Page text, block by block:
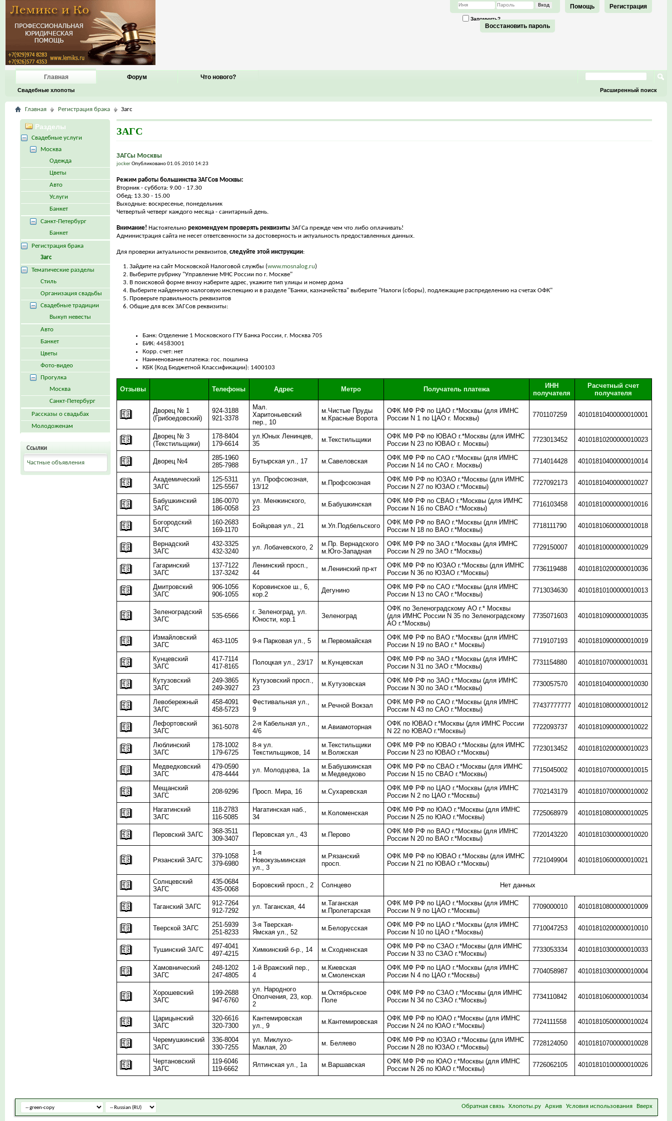
Регистрация
Помощь
Запомнить?
Восстановить пароль
Главная
Свадебные хлопоты
Форум Что нового?
Расширенный поиск
Главная Регистрация брака Загс
ЗАГС
ЗАГСы Москвы
jockerОпубликовано 01.05.2010 14:23
Режим работы большинства ЗАГСов Москвы:
Вторник - суббота: 9.00 - 17.30
Обед: 13.30 - 15.00
Выходные: воскресенье, понедельник
Четвертый четверг каждого месяца - санитарный день.
Внимание! Настоятельно рекомендуем проверять реквизитыЗАГСа прежде чем что либо оплачивать!
Администрация сайта не несет ответсвенности за достоверность и актуальность предоставленных данных.
Для проверки актуальности реквизитов, следуйте этой инструкции:
Зайдите на сайт Московской Налоговой службы (www.mosnalog.ru)
Выберите рубрику "Управление МНС России по г. Москве"
В поисковой форме внизу наберите адрес, укажите тип улицы и номер дома
Выберите найденную налоговую инспекцию и в разделе "Банки, казначейства" выберите "Налоги (сборы), подлежащие распределению на счетах ОФК"
Проверьте правильность реквизитов
Общие для всех ЗАГСов реквизиты:
Банк: Отделение 1 Московского ГТУ Банка России, г. Москва 705
БИК: 44583001
Корр. счет: нет
Наименование платежа: гос. пошлина
КБК (Код Бюджетной Классификации): 1400103
Отзывы Телефоны Адрес Метро Получатель платежа
ИНН
получателя
Расчетный счет
получателя
Дворец № 1
(Грибоедовский)
924-3188
921-3378
Мал.
Харитоньевский
пер., 10
м.Чистые Пруды
м.Красные Ворота
ОФК МФ РФ по ЦАО г.*Москвы (для ИМНС
России N 1 по ЦАО г. Москвы)
7701107259 40101810400000010001
Дворец № 3
(Текстильщики)
178-8404
179-6614
ул.Юных Ленинцев,
35
м.Текстильщики
ОФК МФ РФ по ЮВАО г.*Москвы (для ИМНС
России N 23 по ЮВАО г. Москвы)
7723013452 40101810200000010023
Дворец №4
285-1960
285-7988
Бутырская ул., 17 м.Савеловская
ОФК МФ РФ по САО г.*Москвы (для ИМНС
России N 14 по САО г. Москвы)
7714014428 40101810400000010014
Академический
ЗАГС
125-5311
125-5567
ул. Профсоюзная,
13/12
м.Профсоюзная
ОФК МФ РФ по ЮЗАО г.*Москвы (для ИМНС
России N 27 по ЮЗАО г.*Москвы)
7727092173 40101810400000010027
Бабушкинский
ЗАГС
186-0070
186-0058
ул. Менжинского,
23
м.Бабушкинская
ОФК МФ РФ по СВАО г.*Москвы (для ИМНС
России N 16 по СВАО г.*Москвы)
7716103458 40101810000000010016
Богородский
ЗАГС
160-2683
169-1170
Бойцовая ул., 21 м.Ул.Подбельского
ОФК МФ РФ по ВАО г.*Москвы (для ИМНС
России N 18 по ВАО г.*Москвы)
7718111790 40101810600000010018
Вернадский
ЗАГС
432-3325
432-3240
ул. Лобачевского, 2
м.Пр. Вернадского
м.Юго-Западная
ОФК МФ РФ по ЗАО г.*Москвы (для ИМНС
России N 29 по ЗАО г.*Москвы)
7729150007 40101810000000010029
Гагаринский
ЗАГС
137-7122
137-3242
Ленинский просп.,
44
м.Ленинский пр-кт
ОФК МФ РФ по ЮЗАО г.*Москвы (для ИМНС
России N 36 по ЮЗАО г.*Москвы)
7736119488 40101810200000010036
Дмитровский
ЗАГС
906-1056
906-1055
Коровинское ш., 6,
кор.2
Дегунино
ОФК МФ РФ по САО г.*Москвы (для ИМНС
России N 13 по САО г.*Москвы)
7713034630 40101810100000010013
Зеленоградский
ЗАГС
535-6566
г. Зеленоград, ул.
Юности, кор.1
Зеленоград
ОФК по Зеленоградскому АО г.* Москвы
(для ИМНС России N 35 по Зеленоградскому
АО г.*Москвы)
7735071603 40101810900000010035
Измайловский
ЗАГС
463-1105 9-я Парковая ул., 5 м.Первомайская
ОФК МФ РФ по ВАО г.*Москвы (для ИМНС
России N 19 по ВАО г.* Москвы)
7719107193 40101810900000010019
Кунцевский
ЗАГС
417-7114
417-8165
Полоцкая ул., 23/17 м.Кунцевская
ОФК МФ РФ по ЗАО г.*Москвы (для ИМНС
России N 31 по ЗАО г.*Москвы)
7731154880 40101810700000010031
Кутузовский
ЗАГС
249-3865
249-3927
Кутузовский просп.,
23
м.Кутузовская
ОФК МФ РФ по ЗАО г.*Москвы (для ИМНС
России N 30 по ЗАО г.*Москвы)
7730057570 40101810400000010030
Левобережный
ЗАГС
458-4091
458-5723
Фестивальная ул.,
9
м.Речной Вокзал
ОФК МФ РФ по CАО г.*Москвы (для ИМНС
России N 43 по CАО г.*Москвы)
77437777777 40101810800000010012
Лефортовский
ЗАГС
361-5078
2-я Кабельная ул.,
4/6
м.Авиамоторная
ОФК по ЮВАО г.*Москвы (для ИМНС России
N 22 по ЮВАО г.*Москвы)
7722093737 40101810900000010022
Люблинский
ЗАГС
178-1002
179-6725
8-я ул.
Текстильщиков, 14
м.Текстильщики
м.Волжская
ОФК МФ РФ по ЮВАО г.*Москвы (для ИМНС
России N 23 по ЮВАО г.*Москвы)
7723013452 40101810200000010023
Медведковский
ЗАГС
479-0590
478-4444
ул. Молодцова, 1а
м.Бабушкинская
м.Медведково
ОФК МФ РФ по СВАО г.*Москвы (для ИМНС
России N 15 по СВАО г.*Москвы)
7715045002 40101810700000010015
Мещанский
ЗАГС
208-9296 Просп. Мира, 16 м.Сухаревская
ОФК МФ РФ по ЦАО г.*Москвы (для ИМНС
России N 2 по ЦАО г.*Москвы)
7702143179 40101810700000010002
Нагатинский
ЗАГС
118-2783
116-5085
Нагатинская наб.,
34
м.Коломенская
ОФК МФ РФ по ЮАО г.*Москвы (для ИМНС
России N 25 по ЮАО г.*Москвы)
7725068979 40101810800000010025
Перовский ЗАГС
368-3511
309-3407
Перовская ул., 43 м.Перово
ОФК МФ РФ по ВАО г.*Москвы (для ИМНС
России N 20 по ВАО г.*Москвы)
7720143220 40101810300000010020
Рязанский ЗАГС
379-1058
379-6980
1-я
Новокузьминская
ул., 3
м.Рязанский
просп.
ОФК МФ РФ по ЮВАО г.*Москвы (для ИМНС
России N 21 по ЮВАО г.*Москвы)
7721049904 40101810600000010021
Солнцевский
ЗАГС
435-0684
435-0068
Боровский просп., 2 Солнцево Нет данных
Таганский ЗАГС
912-7264
912-7292
ул. Таганская, 44
м.Таганская
м.Пролетарская
ОФК МФ РФ по ЦАО г.*Москвы (для ИМНС
России N 9 по ЦАО г.*Москвы)
7709000010 40101810800000010009
Тверской ЗАГС
251-5939
251-8233
3-я Тверская-
Ямская ул., 52
м.Белорусская
ОФК МФ РФ по ЦАО г.*Москвы (для ИМНС
России N 10 по ЦАО г.*Москвы)
7710047253 40101810200000010010
Тушинский ЗАГС
497-4041
497-4215
Химкинский б-р., 14 м.Сходненская
ОФК МФ РФ по СЗАО г.*Москвы (для ИМНС
России N 33 по СЗАО г.*Москвы)
7733053334 40101810300000010033
Хамовнический
ЗАГС
248-1202
247-4805
1-й Вражский пер.,
4
м.Киевская
м.Смоленская
ОФК МФ РФ по ЦАО г.*Москвы (для ИМНС
России N 4 по ЦАО г.*Москвы)
7704058987 40101810300000010004
Хорошевский
ЗАГС
199-2688
947-6760
ул. Народного
Ополчения, 23, кор.
2
м.Октябрьское
Поле
ОФК МФ РФ по СЗАО г.*Москвы (для ИМНС
России N 34 по СЗАО г.*Москвы)
7734110842 40101810600000010034
Царицынский
ЗАГС
320-6616
320-7300
Кантемировская
ул., 9
м.Кантемировская
ОФК МФ РФ по ЮАО г.*Москвы (для ИМНС
России N 24 по ЮАО г.*Москвы)
7724111558 40101810500000010024
Черемушкинский
ЗАГС
336-8004
330-7255
ул. Миклухо-
Маклая, 20
м. Беляево
ОФК МФ РФ по ЮЗАО г.*Москвы (для ИМНС
России N 28 по ЮЗАО г.*Москвы)
7728124050 40101810700000010028
Чертановский
ЗАГС
119-6046
119-6662
Ялтинская ул., 1а м.Варшавская
ОФК МФ РФ по ЮАО г.*Москвы (для ИМНС
России N 26 по ЮАО г.*Москвы)
7726062105 40101810100000010026
Разделы
Свадебные услуги
Москва
Одежда
Цветы
Авто
Услуги
Банкет
Санкт-Петербург
Банкет
Регистрация брака
Загс
Тематические разделы
Стиль
Организация свадьбы
Свадебные традиции
Выкуп невесты
Авто
Банкет
Цветы
Фото-видео
Прогулка
Москва
Санкт-Петербург
Рассказы о свадьбах
Молодоженам
Ссылки
Частные объявления
Обратная связь Хлопоты.ру Архив Условия использования Вверх